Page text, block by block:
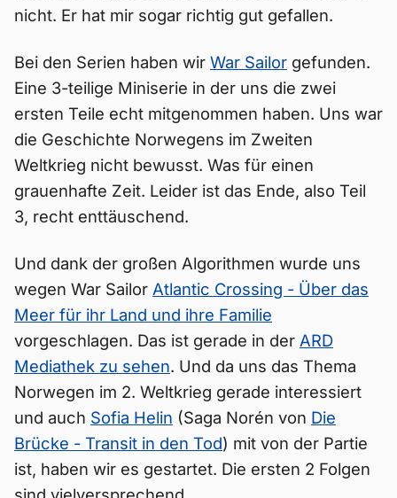
nicht. Er hat mir sogar richtig gut gefallen.
Bei den Serien haben wir War Sailor gefunden.
Eine 3-teilige Miniserie in der uns die zwei
ersten Teile echt mitgenommen haben. Uns war
die Geschichte Norwegens im Zweiten
Weltkrieg nicht bewusst. Was für einen
grauenhafte Zeit. Leider ist das Ende, also Teil
3, recht enttäuschend.
Und dank der großen Algorithmen wurde uns
wegen War Sailor Atlantic Crossing - Über das
Meer für ihr Land und ihre Familie
vorgeschlagen. Das ist gerade in der ARD
Mediathek zu sehen. Und da uns das Thema
Norwegen im 2. Weltkrieg gerade interessiert
und auch Sofia Helin (Saga Norén von Die
Brücke - Transit in den Tod) mit von der Partie
ist, haben wir es gestartet. Die ersten 2 Folgen